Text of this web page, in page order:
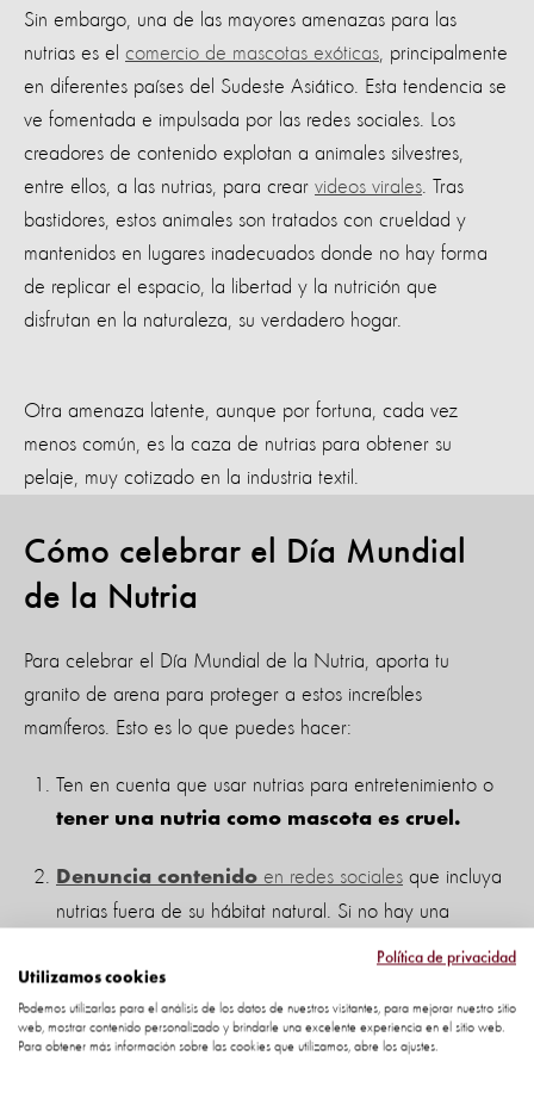
Sin embargo, una de las mayores amenazas para las
nutrias es el comercio de mascotas exóticas, principalmente
en diferentes países del Sudeste Asiático. Esta tendencia se
ve fomentada e impulsada por las redes sociales. Los
creadores de contenido explotan a animales silvestres,
entre ellos, a las nutrias, para crear videos virales. Tras
bastidores, estos animales son tratados con crueldad y
mantenidos en lugares inadecuados donde no hay forma
de replicar el espacio, la libertad y la nutrición que
disfrutan en la naturaleza, su verdadero hogar.
Otra amenaza latente, aunque por fortuna, cada vez
menos común, es la caza de nutrias para obtener su
pelaje, muy cotizado en la industria textil.
Cómo celebrar el Día Mundial
de la Nutria
Para celebrar el Día Mundial de la Nutria, aporta tu
granito de arena para proteger a estos increíbles
mamíferos. Esto es lo que puedes hacer:
Ten en cuenta que usar nutrias para entretenimiento o
tener una nutria como mascota es cruel.
Denuncia contenido en redes sociales que incluya
nutrias fuera de su hábitat natural. Si no hay una
opción para “crueldad animal”, selecciona la categoría
más cercana.
No interactúes con estas publicaciones de
Política de privacidad
Utilizamos cookies
Podemos utilizarlas para el análisis de los datos de nuestros visitantes, para mejorar nuestro sitio
web, mostrar contenido personalizado y brindarle una excelente experiencia en el sitio web.
Para obtener más información sobre las cookies que utilizamos, abre los ajustes.